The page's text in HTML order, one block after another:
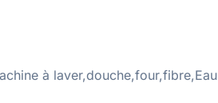
à laver,douche,four,fibre,Eau